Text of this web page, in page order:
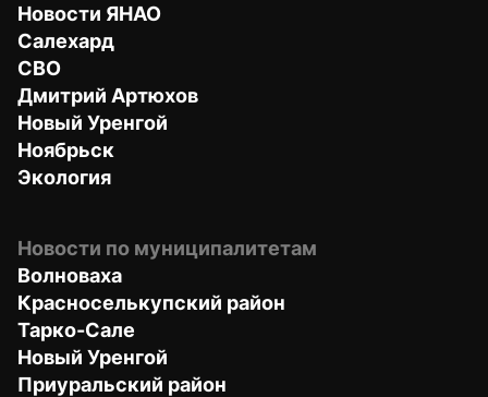
Новости ЯНАО
Салехард
СВО
Дмитрий Артюхов
Новый Уренгой
Ноябрьск
Экология
Новости по муниципалитетам
Волноваха
Красноселькупский район
Тарко-Сале
Новый Уренгой
Приуральский район